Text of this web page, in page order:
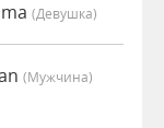
(девушка)
(мужчина)